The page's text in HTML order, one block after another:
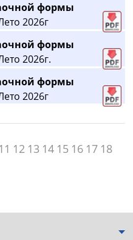
формы
2026г
формы
2026г.
формы
2026г
11 12 13 14 15 16 17 18